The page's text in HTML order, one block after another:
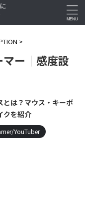
>
ー｜感度設
とは？マウス・キーボ
クを紹介
YouTuber